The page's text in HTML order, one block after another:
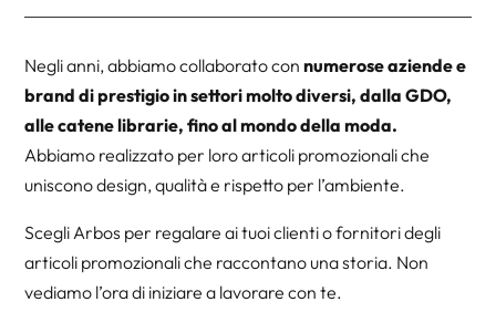
Negli anni, abbiamo collaborato connumerose aziende e
brand di prestigio in settori molto diversi, dalla GDO,
alle catene librarie, fino al mondo della moda.
Abbiamo realizzato per loro articoli promozionali che
uniscono design, qualità e rispetto per l’ambiente.
Scegli Arbos per regalare ai tuoi clienti o fornitori degli
articoli promozionali che raccontano una storia. Non
vediamo l’ora di iniziare a lavorare con te.